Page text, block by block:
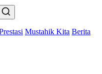
Mustahik Kita Berita